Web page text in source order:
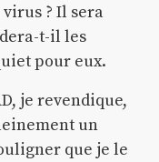
? Il sera
t-il les
pour eux.
je revendique,
un
que je le